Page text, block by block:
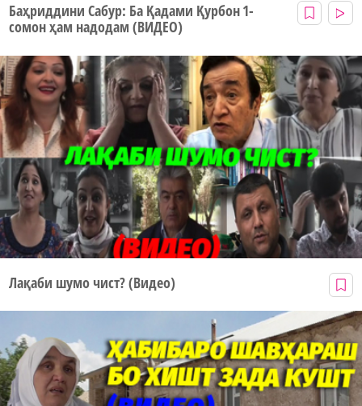
Баҳриддини Сабур: Ба Қадами Қурбон 1-
сомон ҳам надодам (ВИДЕО)
Лақаби шумо чист? (Видео)